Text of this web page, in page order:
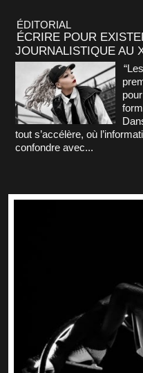
ÉDITORIAL
ÉCRIRE POUR
JOURNALISTIQUE AU
tout s’accélère, où
confondre avec...